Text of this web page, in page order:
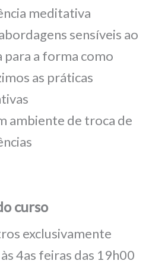
meditativa
sensíveis ao
para a forma como
as práticas
ambiente de troca de
curso
exclusivamente
4as feiras das 19h00